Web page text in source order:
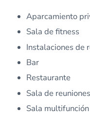
Aparcamiento
Sala de fitness
Instalaciones de
Bar
Restaurante
Sala de reuniones
Sala multifunción